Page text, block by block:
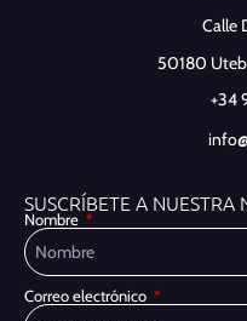
Calle
50180
+34
SUSCRÍBETE A NUESTRA
Nombre
Correo electrónico